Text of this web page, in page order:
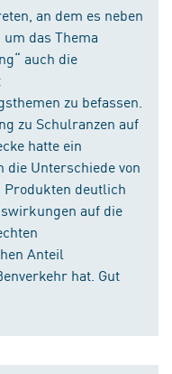
an dem es neben
das Thema
auch die
zu befassen.
zu Schulranzen auf
hatte ein
Unterschiede von
deutlich
auf die
Anteil
hat. Gut